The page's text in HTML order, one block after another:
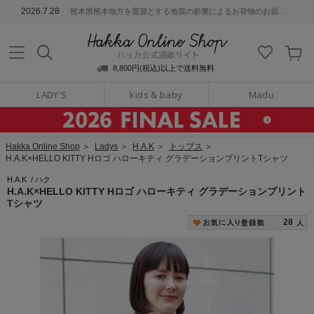
2026.7.28 熊本県熊本地方を震源とする地震の影響によるお荷物のお届けについて
8,800円(税込)以上で送料無料
LADY'S kids & baby Madu
通販サイト
Hakka Online Shop ＞ Ladys ＞ H.A.K ＞ トップス ＞
H.A.K×HELLO KITTY Hロゴ ハローキティ グラデーションプリントTシャツ
H.A.K / ハク
H.A.K×HELLO KITTY Hロゴ ハローキティ グラデーションプリント
Tシャツ
28